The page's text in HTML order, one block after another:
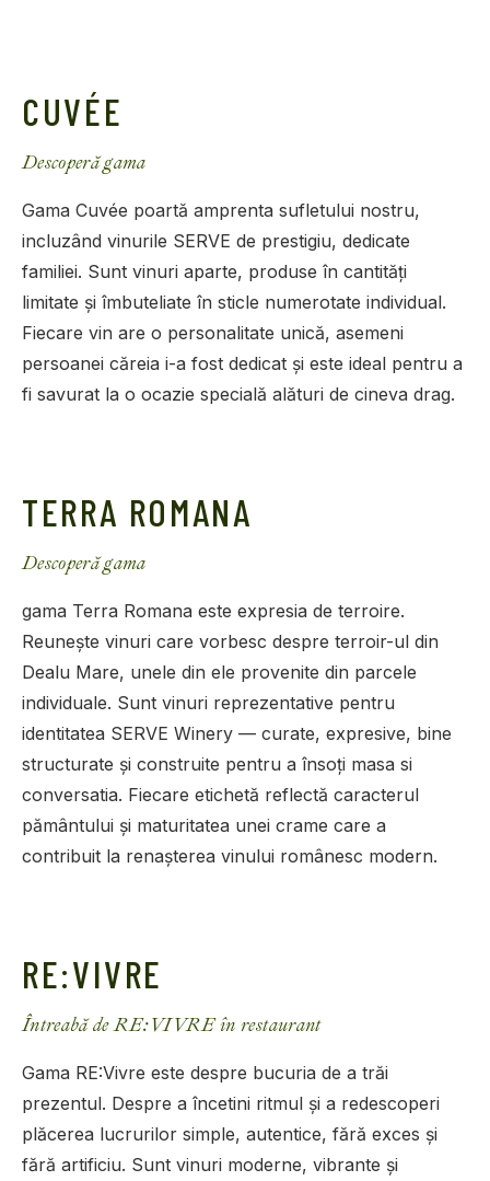
CUVÉE
Descoperă gama
Gama Cuvée poartă amprenta sufletului nostru,
incluzând vinurile SERVE de prestigiu, dedicate
familiei. Sunt vinuri aparte, produse în cantități
limitate și îmbuteliate în sticle numerotate individual.
Fiecare vin are o personalitate unică, asemeni
persoanei căreia i-a fost dedicat și este ideal pentru a
fi savurat la o ocazie specială alături de cineva drag.
TERRA ROMANA
Descoperă gama
gama Terra Romana este expresia de terroire.
Reunește vinuri care vorbesc despre terroir-ul din
Dealu Mare, unele din ele provenite din parcele
individuale. Sunt vinuri reprezentative pentru
identitatea SERVE Winery — curate, expresive, bine
structurate și construite pentru a însoți masa si
conversatia. Fiecare etichetă reflectă caracterul
pământului și maturitatea unei crame care a
contribuit la renașterea vinului românesc modern.
RE:VIVRE
Întreabă de RE:VIVRE în restaurant
Gama RE:Vivre este despre bucuria de a trăi
prezentul. Despre a încetini ritmul și a redescoperi
plăcerea lucrurilor simple, autentice, fără exces și
fără artificiu. Sunt vinuri moderne, vibrante și